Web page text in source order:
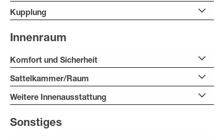
Kupplung
Innenraum
Komfort und Sicherheit
Sattelkammer/Raum
Weitere Innenausstattung
Sonstiges